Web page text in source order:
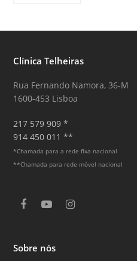
Clínica Telheiras
Rua Fernando Namora, 36-M
1600-453 Lisboa
217 579 909 *
914 450 011 **
*Chamada para a rede fixa nacional
**Chamada para rede móvel nacional
F
e
b
Y
T
u
I
Sobre nós